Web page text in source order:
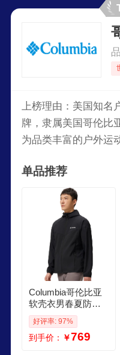
背包卖给当地的森林
上榜理由：美国知名
牌，隶属美国哥伦比
为品类丰富的户外运
羽绒服、冲锋衣等多
单品推荐
Columbia哥伦比亚
软壳衣男春夏防风
保暖舒适连帽登山
服WE5206 010 L
好评率: 97%
到手价： ￥769